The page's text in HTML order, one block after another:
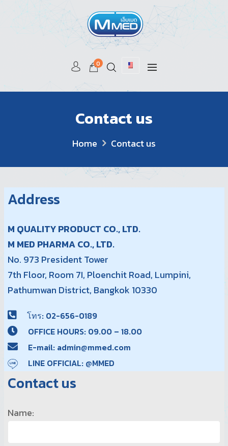
0
Contact us
Home Contact us
Address
M QUALITY PRODUCT CO., LTD.
M MED PHARMA CO., LTD.
No. 973 President Tower
7th Floor, Room 7I, Ploenchit Road, Lumpini,
Pathumwan District, Bangkok 10330
โทร: 02-656-0189
OFFICE HOURS: 09.00 – 18.00
E-mail: admin@mmed.com
LINE OFFICIAL: @MMED
Contact us
Name: